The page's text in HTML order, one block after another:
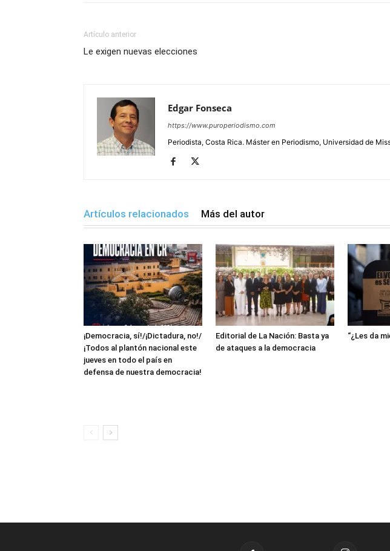
Artículo anterior
Le exigen nuevas elecciones
Edgar Fonseca
https://www.puroperiodismo.com
Periodista, Costa Rica. Máster en Periodismo, Universidad de
Artículos relacionados Más del autor
¡Democracia, sí!/¡Dictadura, no!/
¡Todos al plantón nacional este
jueves en todo el país en
defensa de nuestra democracia!
Editorial de La Nación: Basta ya
de ataques a la democracia
“¿Les da